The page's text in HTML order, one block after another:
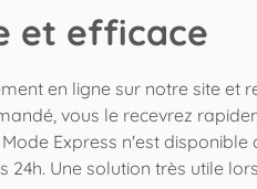
et efficace
en ligne sur notre site et
vous le recevrez
Express n'est
Une solution très utile